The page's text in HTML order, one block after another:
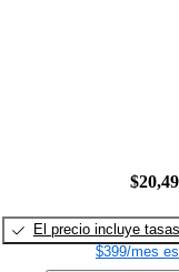
El precio incluye tasas
$399/mes